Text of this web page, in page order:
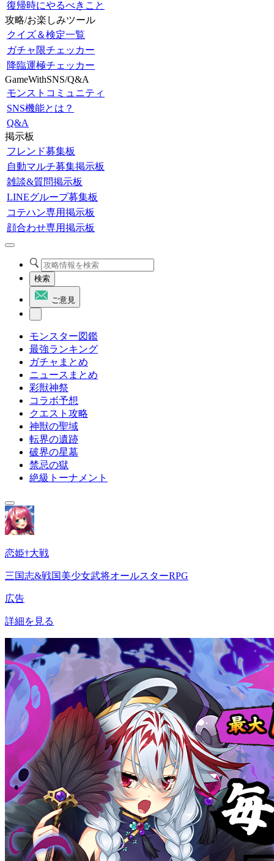
復帰時にやるべきこと
攻略/お楽しみツール
クイズ＆検定一覧
ガチャ限チェッカー
降臨運極チェッカー
GameWithSNS/Q&A
モンストコミュニティ
SNS機能とは？
Q&A
掲示板
フレンド募集板
自動マルチ募集掲示板
雑談&質問掲示板
LINEグループ募集板
コテハン専用掲示板
顔合わせ専用掲示板
検索
ご意見
モンスター図鑑
最強ランキング
ガチャまとめ
ニュースまとめ
彩獣神祭
コラボ予想
クエスト攻略
神獣の聖域
転界の遺跡
破界の星墓
禁忌の獄
絶級トーナメント
恋姫†大戦
三国志&戦国美少女武将オールスターRPG
広告
詳細を見る